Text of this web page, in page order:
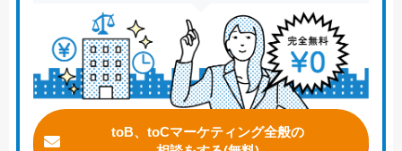
toB、toCマーケティング全般の